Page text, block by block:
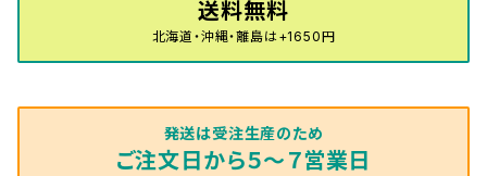
送料無料
北海道・沖縄・離島は+1650円
発送は受注生産のため
ご注文日から５～７営業日